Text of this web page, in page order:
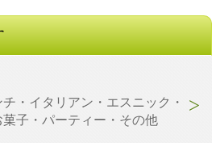
・イタリアン・エスニック・
子・パーティー・その他